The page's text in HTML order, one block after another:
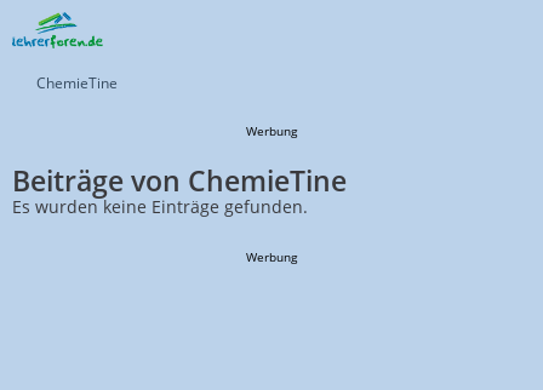
ChemieTine
Werbung
Beiträge von ChemieTine
Es wurden keine Einträge gefunden.
Werbung